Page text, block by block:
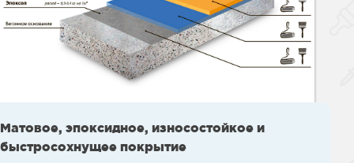
Сопутствующие товары
Морозостойкие краски для металла
Морозостойкие краски для фасада
Сопутствующие товары
Матовое, эпоксидное, износостойкое и
быстросохнущее покрытие